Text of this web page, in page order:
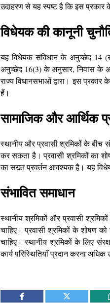
उदाहरण से यह स्पष्ट है कि इस प्रकार
विधेयक की कानूनी
यह विधेयक संविधान के अनुच्छेद 14
अनुच्छेद 16(3) के अनुसार, निवास के
राज्य विधानसभाओं द्वारा। इस
हैं।
सामाजिक और आर्थिक
स्थानीय और प्रवासी श्रमिकों के बीच
कर सकता है। प्रवासी श्रमिकों का
का सख्त प्रवर्तन आवश्यक है। यह
संभावित समाधान
स्थानीय श्रमिकों और प्रवासी
चाहिए। प्रवासी श्रमिकों के शोषण
चाहिए। स्थानीय श्रमिकों के लिए
कार्य परिस्थितियाँ प्रदान करना अधिक